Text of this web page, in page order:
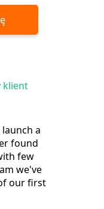
klient
a
found
few
we've
our first